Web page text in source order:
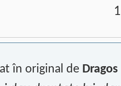
în original de